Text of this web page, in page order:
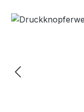
Bildergalerie